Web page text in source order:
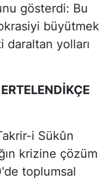
gösterdi: Bu
büyütmek
daraltan yolları
i Sükûn
krizine çözüm
toplumsal